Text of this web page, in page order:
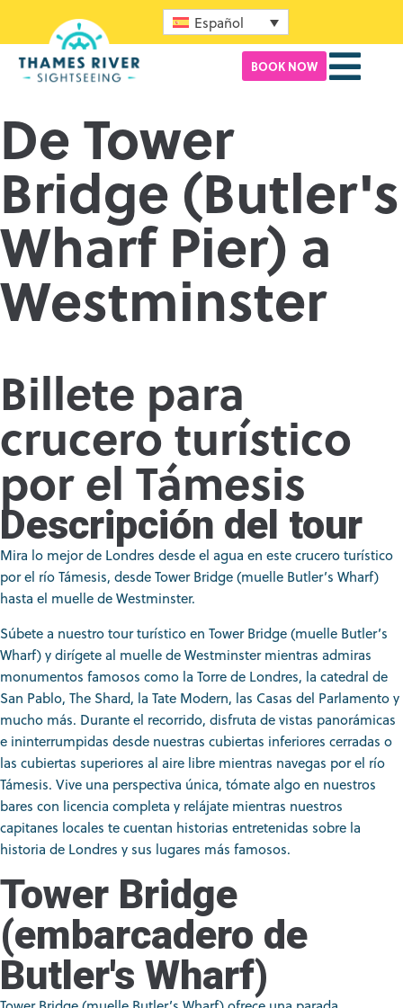
Español
BOOK NOW
De Tower
Bridge (Butler's
Wharf Pier) a
Westminster
Billete para
crucero turístico
por el Támesis
Descripción del tour
Mira lo mejor de Londres desde el agua en este crucero turístico
por el río Támesis, desde Tower Bridge (muelle Butler’s Wharf)
hasta el muelle de Westminster.
Súbete a nuestro tour turístico en Tower Bridge (muelle Butler’s
Wharf) y dirígete al muelle de Westminster mientras admiras
monumentos famosos como la Torre de Londres, la catedral de
San Pablo, The Shard, la Tate Modern, las Casas del Parlamento y
mucho más. Durante el recorrido, disfruta de vistas panorámicas
e ininterrumpidas desde nuestras cubiertas inferiores cerradas o
las cubiertas superiores al aire libre mientras navegas por el río
Támesis. Vive una perspectiva única, tómate algo en nuestros
bares con licencia completa y relájate mientras nuestros
capitanes locales te cuentan historias entretenidas sobre la
historia de Londres y sus lugares más famosos.
Tower Bridge
(embarcadero de
Butler's Wharf)